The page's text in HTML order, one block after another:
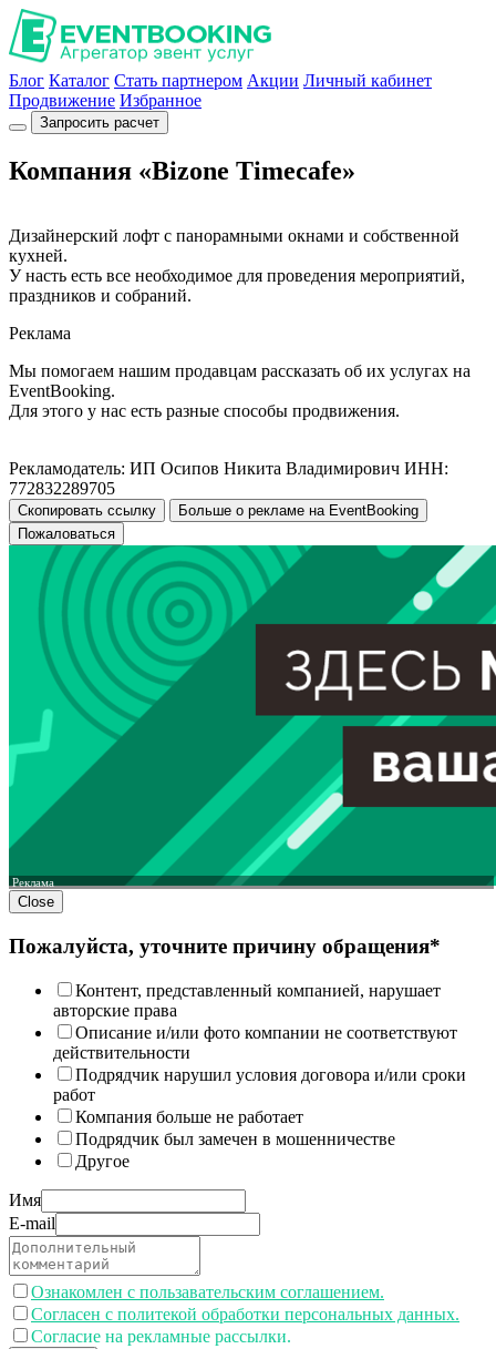
Блог Каталог Стать партнером Акции Личный кабинет
Продвижение Избранное
Запросить расчет
Компания «Bizone Timecafe»
Дизайнерский лофт с панорамными окнами и собственной
кухней.
У насть есть все необходимое для проведения мероприятий,
праздников и собраний.
Реклама
Мы помогаем нашим продавцам рассказать об их услугах на
EventBooking.
Для этого у нас есть разные способы продвижения.
Рекламодатель: ИП Осипов Никита Владимирович ИНН:
772832289705
Скопировать ссылку
Больше о рекламе на EventBooking
Пожаловаться
Реклама
Close
Пожалуйста, уточните причину обращения*
Контент, представленный компанией, нарушает
авторские права
Описание и/или фото компании не соответствуют
действительности
Подрядчик нарушил условия договора и/или сроки
работ
Компания больше не работает
Подрядчик был замечен в мошенничестве
Другое
Имя
E-mail
Ознакомлен с пользавательским соглашением.
Согласен с политекой обработки персональных данных.
Согласие на рекламные рассылки.